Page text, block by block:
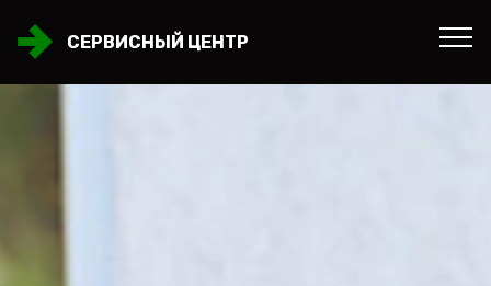
СЕРВИСНЫЙ ЦЕНТР